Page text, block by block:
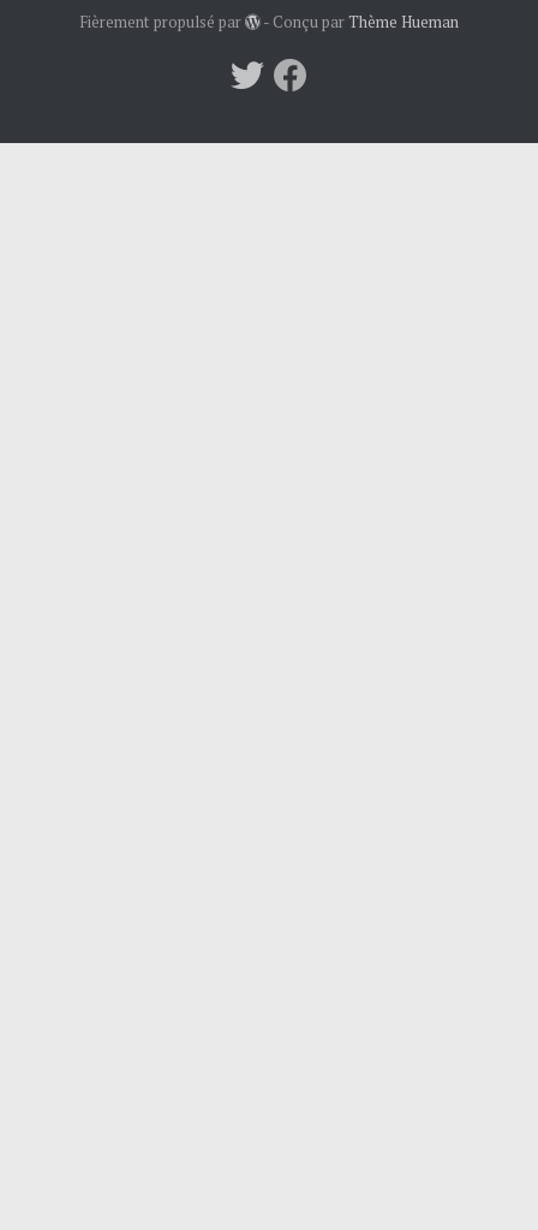
Fièrement propulsé par - Conçu parThème Hueman